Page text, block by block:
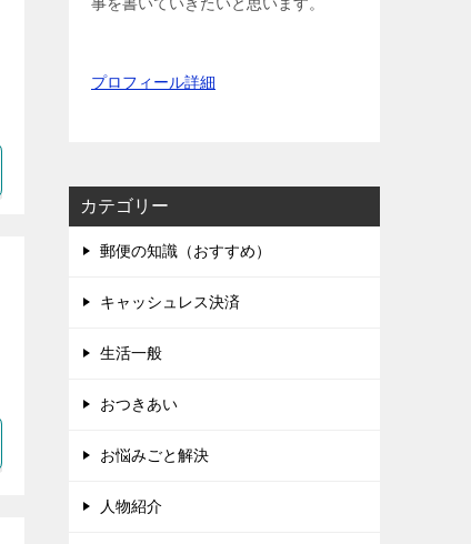
プロフィール詳細
カテゴリー
郵便の知識（おすすめ）
キャッシュレス決済
生活一般
おつきあい
お悩みごと解決
人物紹介